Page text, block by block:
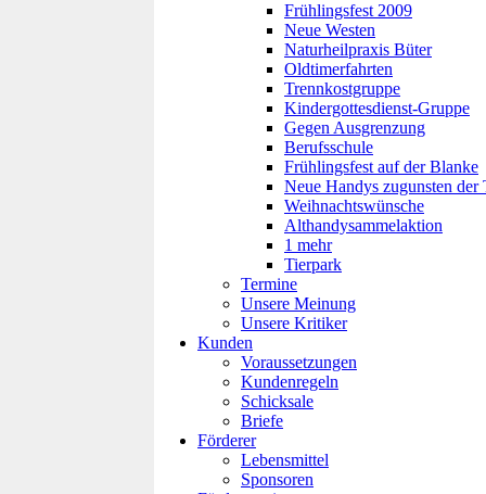
Frühlingsfest 2009
Neue Westen
Naturheilpraxis Büter
Oldtimerfahrten
Trennkostgruppe
Kindergottesdienst-Gruppe
Gegen Ausgrenzung
Berufsschule
Frühlingsfest auf der Blanke
Neue Handys zugunsten der
Weihnachtswünsche
Althandysammelaktion
1 mehr
Tierpark
Termine
Unsere Meinung
Unsere Kritiker
Kunden
Voraussetzungen
Kundenregeln
Schicksale
Briefe
Förderer
Lebensmittel
Sponsoren